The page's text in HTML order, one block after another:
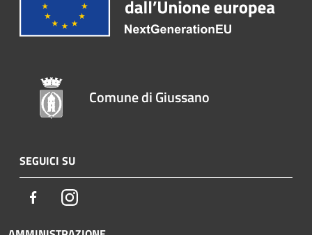
Comune di Giussano
SEGUICI SU
FacebookInstagram